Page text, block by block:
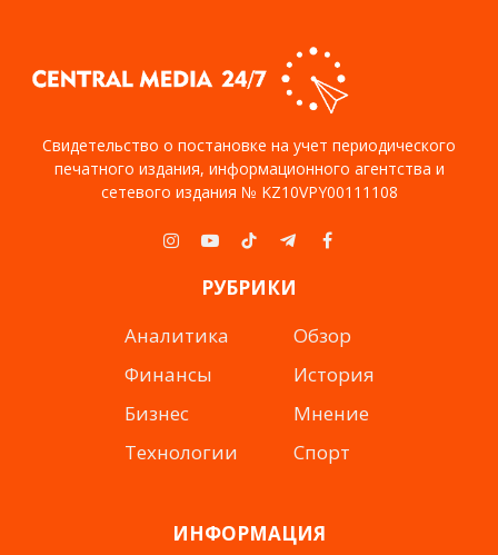
Свидетельство о постановке на учет периодического
печатного издания, информационного агентства и
сетевого издания № KZ10VPY00111108
Instagram
YouTubeTikTokTelegramFacebook
РУБРИКИ
Аналитика
Финансы
Бизнес
Технологии
Обзор
История
Мнение
Спорт
ИНФОРМАЦИЯ